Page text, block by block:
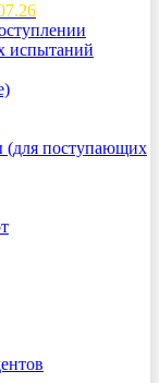
испытаний
(для поступающих